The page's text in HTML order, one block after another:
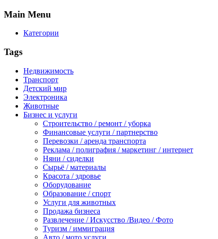
Main Menu
Категории
Tags
Недвижимость
Транспорт
Детский мир
Электроника
Животные
Бизнес и услуги
Строительство / ремонт / уборка
Финансовые услуги / партнерство
Перевозки / аренда транспорта
Реклама / полиграфия / маркетинг / интернет
Няни / сиделки
Сырьё / материалы
Красота / здровье
Оборудование
Образование / спорт
Услуги для животных
Продажа бизнеса
Развлечение / Искусство /Видео / Фото
Туризм / иммиграция
Авто / мото услуги